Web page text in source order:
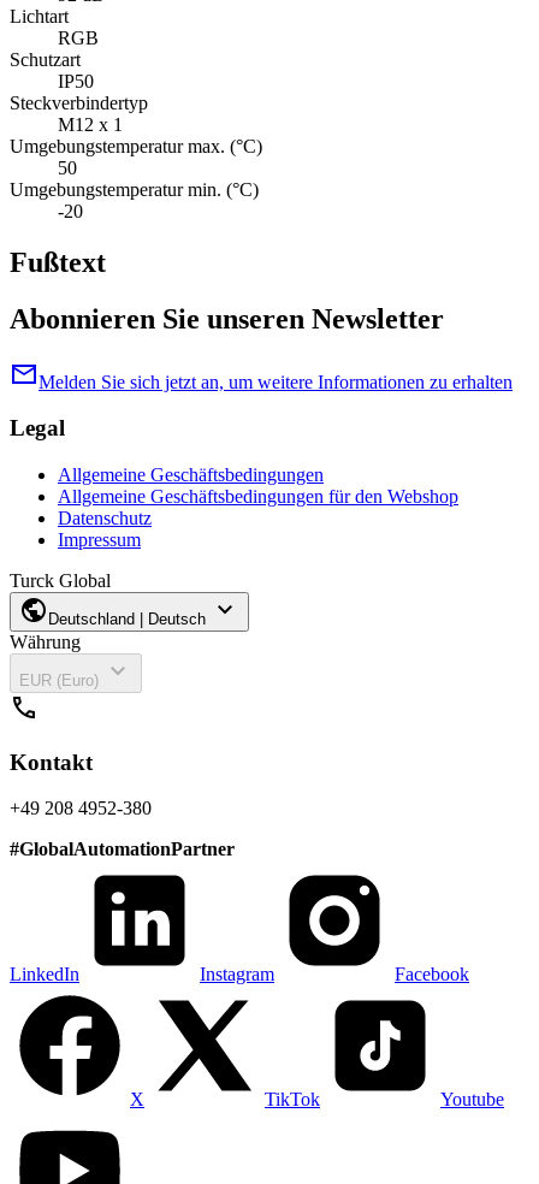
Lichtart
RGB
Schutzart
IP50
Steckverbindertyp
M12 x 1
Umgebungstemperatur max. (°C)
50
Umgebungstemperatur min. (°C)
-20
Fußtext
Abonnieren Sie unseren Newsletter
mailMelden Sie sich jetzt an, um weitere Informationen zu erhalten
Legal
Allgemeine Geschäftsbedingungen
Allgemeine Geschäftsbedingungen für den Webshop
Datenschutz
Impressum
Turck Global
public Deutschland | Deutsch expand_more
Währung
EUR (Euro)
expand_more
call
Kontakt
+49 208 4952-380
#GlobalAutomationPartner
LinkedIn Instagram Facebook
X TikTok Youtube